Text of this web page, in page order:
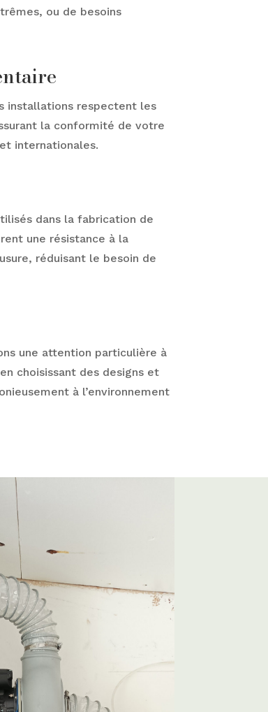
ou de besoins
installations respectent les
la conformité de votre
internationales.
dans la fabrication de
une résistance à la
réduisant le besoin de
une attention particulière à
choisissant des designs et
à l’environnement